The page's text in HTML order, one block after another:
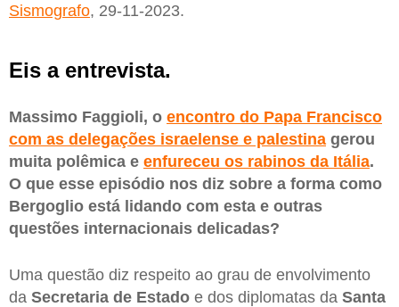
Sismografo, 29-11-2023.
Eis a entrevista.
Massimo Faggioli, o encontro do Papa Francisco
com as delegações israelense e palestina gerou
muita polêmica e enfureceu os rabinos da Itália.
O que esse episódio nos diz sobre a forma como
Bergoglio está lidando com esta e outras
questões internacionais delicadas?
Uma questão diz respeito ao grau de envolvimento
da Secretaria de Estado e dos diplomatas da Santa